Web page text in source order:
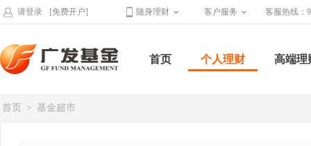
请登录 [免费开户] 随身理财 客户服务 客服热线：
首页 个人理财 高端理
首页 > 基金超市